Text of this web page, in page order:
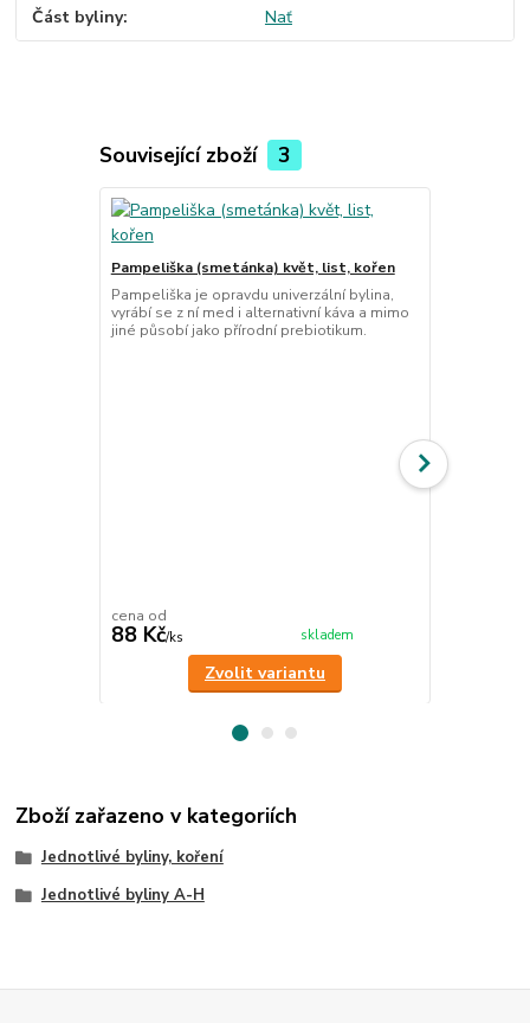
Část byliny Nať
Související zboží 3
Pampeliška (smetánka) květ, list, kořen
Pampeliška je opravdu univerzální bylina,
vyrábí se z ní med i alternativní káva a mimo
jiné působí jako přírodní prebiotikum.
cena od
88 Kč/ks skladem
Zvolit variantu
Zboží zařazeno v kategoriích
Jednotlivé byliny, koření
Jednotlivé byliny A-H